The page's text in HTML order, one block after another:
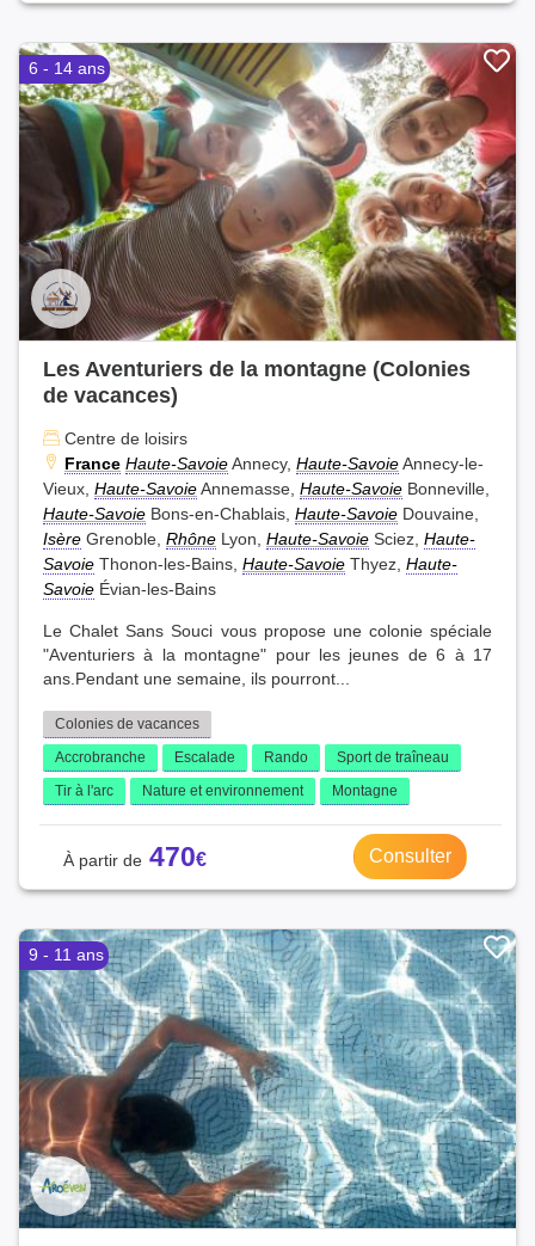
6 - 14 ans
Les Aventuriers de la montagne (Colonies
de vacances)
Centre de loisirs
France Haute-SavoieAnnecy, Haute-SavoieAnnecy-le-
Vieux, Haute-SavoieAnnemasse, Haute-Savoie Bonneville,
Haute-Savoie Bons-en-Chablais, Haute-Savoie Douvaine,
Isère Grenoble, Rhône Lyon, Haute-Savoie Sciez, Haute-
Savoie Thonon-les-Bains, Haute-Savoie Thyez, Haute-
Savoie Évian-les-Bains
Le Chalet Sans Souci vous propose une colonie spéciale
"Aventuriers à la montagne" pour les jeunes de 6 à 17
ans.Pendant une semaine, ils pourront...
Colonies de vacances
Accrobranche
Escalade Rando
Sport de traîneau
Tir à l'arc
Nature et environnement Montagne
470 Consulter
9 - 11 ans